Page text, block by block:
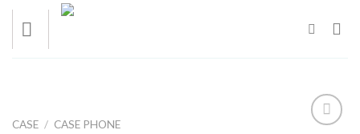
Skip
content
CASE / CASE PHONE